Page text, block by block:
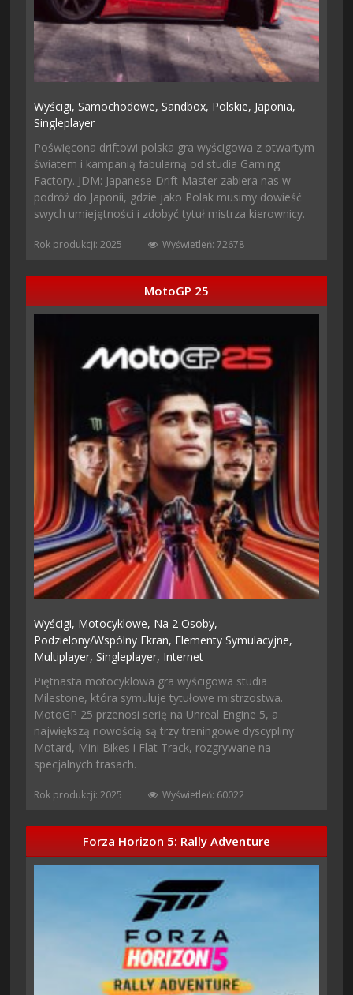
Wyścigi,Samochodowe,Sandbox, Polskie, Japonia,
Singleplayer
Poświęcona driftowi polska gra wyścigowa z otwartym
światem i kampanią fabularną od studia Gaming
Factory. JDM: Japanese Drift Master zabiera nas w
podróż do Japonii, gdzie jako Polak musimy dowieść
swych umiejętności i zdobyć tytuł mistrza kierownicy.
Rok produkcji: 2025 Wyświetleń: 72678
MotoGP 25
Wyścigi, Motocyklowe, Na 2 Osoby,
Podzielony/wspólny Ekran, Elementy Symulacyjne,
Multiplayer,Singleplayer, Internet
Piętnasta motocyklowa gra wyścigowa studia
Milestone, która symuluje tytułowe mistrzostwa.
MotoGP 25 przenosi serię na Unreal Engine 5, a
największą nowością są trzy treningowe dyscypliny:
Motard, Mini Bikes i Flat Track, rozgrywane na
specjalnych trasach.
Rok produkcji: 2025 Wyświetleń: 60022
Forza Horizon 5: Rally Adventure